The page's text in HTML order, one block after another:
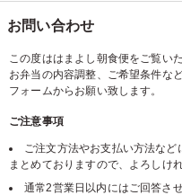
お問い合わせ
この度ははまよし朝食便をご覧い
お弁当の内容調整、ご希望条件な
フォームからお願い致します。
ご注意事項
ご注文方法やお支払い方法など
まとめておりますので、よろしけ
通常2営業日以内にはご回答さ